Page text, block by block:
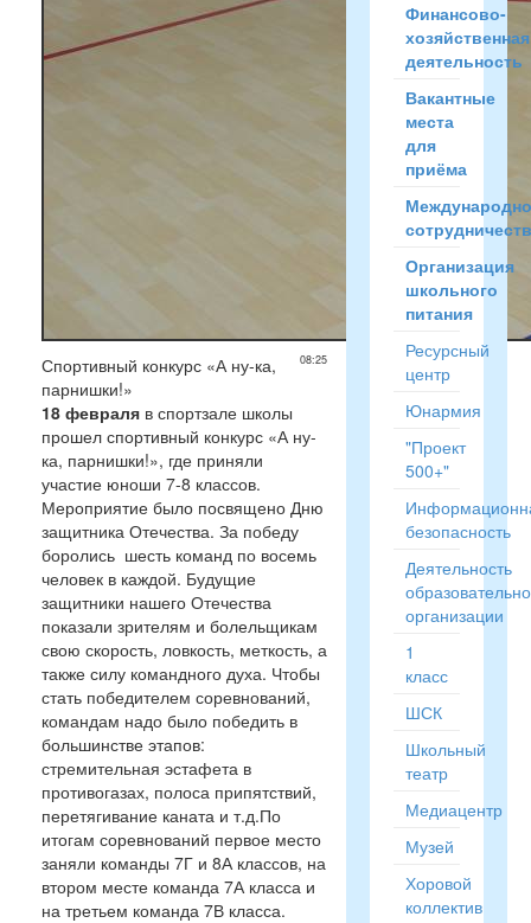
08:25
Спортивный конкурс «А ну-ка,
парнишки!»
18 февраля в спортзале школы
прошел спортивный конкурс «А ну-
ка, парнишки!», где приняли
участие юноши 7-8 классов.
Мероприятие было посвящено Дню
защитника Отечества. За победу
боролись шесть команд по восемь
человек в каждой. Будущие
защитники нашего Отечества
показали зрителям и болельщикам
свою скорость, ловкость, меткость, а
также силу командного духа. Чтобы
стать победителем соревнований,
командам надо было победить в
большинстве этапов:
стремительная эстафета в
противогазах, полоса припятствий,
перетягивание каната и т.д.По
итогам соревнований первое место
заняли команды 7Г и 8А классов, на
втором месте команда 7А класса и
на третьем команда 7В класса.
Финансово-
хозяйственная
деятельность
Вакантные
места
для
приёма
Организация
школьного
питания
Ресурсный
центр
Юнармия
"Проект
500+"
безопасность
Деятельность
организации
1
класс
ШСК
Школьный
театр
Медиацентр
Музей
Хоровой
коллектив